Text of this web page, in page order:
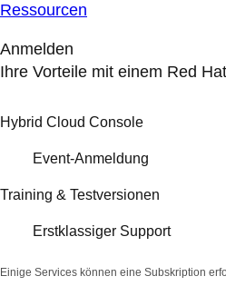
Ressourcen
Anmelden
Ihre Vorteile mit einem Red
Hybrid Cloud Console
Event-Anmeldung
Training & Testversionen
Erstklassiger Support
Einige Services können eine Subskription